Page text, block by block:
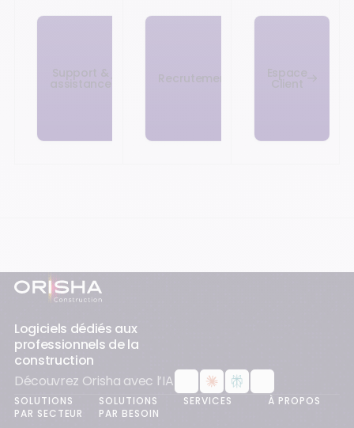
Support &
assistance Recrutement Espace
Client
Pied-de-page
Logiciels dédiés aux
professionnels de la
construction
Découvrez Orisha avec l’IA
SOLUTIONS
PAR SECTEUR
SOLUTIONS
PAR BESOIN
SERVICES À PROPOS